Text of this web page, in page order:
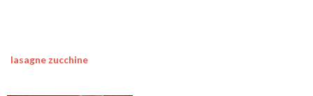
lasagne zucchine